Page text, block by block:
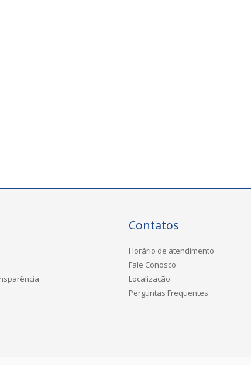
Contatos
Horário de atendimento
Fale Conosco
Localização
Perguntas Frequentes